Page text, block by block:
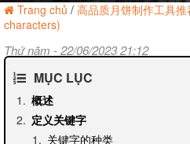
Trang chủ / 高品质月饼制作工具
characters)
Thứ năm - 22/06/2023 21:12
MỤC LỤC
概述
定义关键字
关键字的种类